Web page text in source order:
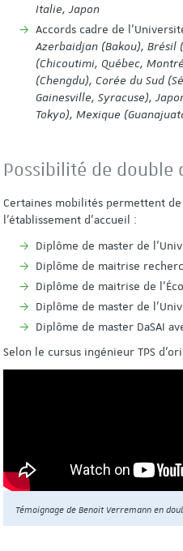
Italie, Japon
Accords cadre de
Azerbaidjan (Bakou), Brésil
(Chicoutimi, Québec,
(Chengdu), Corée du Sud
Gainesville, Syracuse),
Tokyo), Mexique
Possibilité de double
Certaines mobilités permettent
l'établissement d'accueil :
Diplôme de master de
Diplôme de maitrise
Diplôme de maitrise de
Diplôme de master de
Diplôme de master DaSAI
Selon le cursus ingénieur TPS
Témoignage de Benoit Verremann en